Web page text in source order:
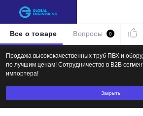
Продажа высококачественных труб ПВХ и
по лучшим ценам! Сотрудничество в B2B
импортера!
Закрыть
Все о товаре Вопросы 0